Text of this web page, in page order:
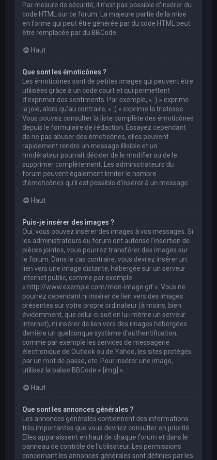
Par mesure de sécurité, il n’est pas possible d’insérer du
code HTML sur ce forum. La majeure partie de la mise
en forme qui peut être générée par du code HTML peut
être remplacée par du BBCode.
Haut
Que sont les émoticônes ?
Les émoticônes sont de petites images qui peuvent être
utilisées grâce à un code court et qui permettent
d’exprimer des sentiments. Par exemple, « :) » exprime
la joie, alors qu’au contraire, « :( » exprime la tristesse.
Vous pouvez consulter la liste complète des émoticônes
depuis le formulaire de rédaction. Essayez cependant
de ne pas abuser des émoticônes, elles peuvent
rapidement rendre un message illisible et un
modérateur pourrait décider de le modifier ou de le
supprimer complètement. Les administrateurs du
forum peuvent également limiter le nombre
d’émoticônes qu’il est possible d’insérer à un message.
Haut
Puis-je insérer des images ?
Oui, vous pouvez insérer des images à vos messages. Si
les administrateurs du forum ont autorisé l’insertion de
pièces jointes, vous pourrez transférer des images sur
le forum. Dans le cas contraire, vous devrez insérer un
lien vers une image distante, hébergée sur un serveur
internet public, comme par exemple
« http://www.exemple.com/mon-image.gif ». Vous ne
pourrez cependant ni insérer de lien vers des images
présentes sur votre propre ordinateur (à moins, bien
évidemment, que celui-ci soit en lui-même un serveur
internet), ni insérer de lien vers des images hébergées
derrière un quelconque système d’authentification,
comme par exemple les services de messagerie
électronique de Outlook ou de Yahoo, les sites protégés
par un mot de passe, etc. Pour insérer une image,
utilisez la balise BBCode « [img] ».
Haut
Que sont les annonces générales ?
Les annonces générales contiennent des informations
très importantes que vous devriez consulter en priorité.
Elles apparaissent en haut de chaque forum et dans le
panneau de contrôle de l’utilisateur. Les permissions
concernant les annonces générales sont définies par les